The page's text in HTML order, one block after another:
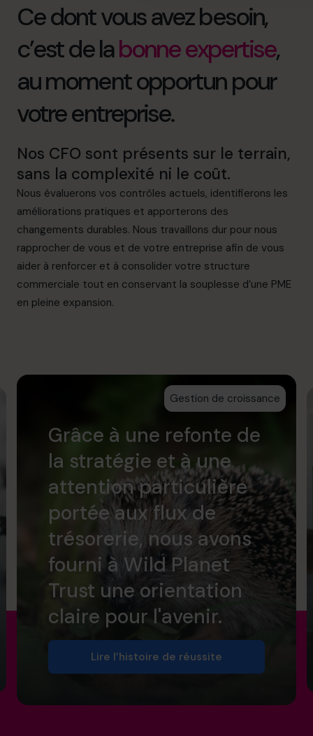
Ce dont vous avez besoin,
c’est de labonne expertise,
au moment opportun pour
votre entreprise.
Nos CFO sont présents sur le terrain,
sans la complexité ni le coût.
Nous évaluerons vos contrôles actuels, identifierons les
améliorations pratiques et apporterons des
changements durables. Nous travaillons dur pour nous
rapprocher de vous et de votre entreprise afin de vous
aider à renforcer et à consolider votre structure
commerciale tout en conservant la souplesse d’une PME
en pleine expansion.
Gestion de croissance
Grâce à une refonte de
la stratégie et à une
attention particulière
portée aux flux de
trésorerie, nous avons
fourni à Wild Planet
Trust une orientation
claire pour l'avenir.
Lire l’histoire de réussite